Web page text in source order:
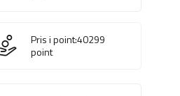
Pris i point:40299
point